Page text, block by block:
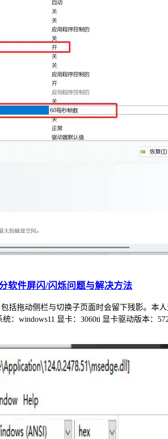
软件屏闪/闪烁问题与解决方法
拖动侧栏与切换子页面时会留下残影。本
：windows11 显卡：3060ti 显卡驱动版本：